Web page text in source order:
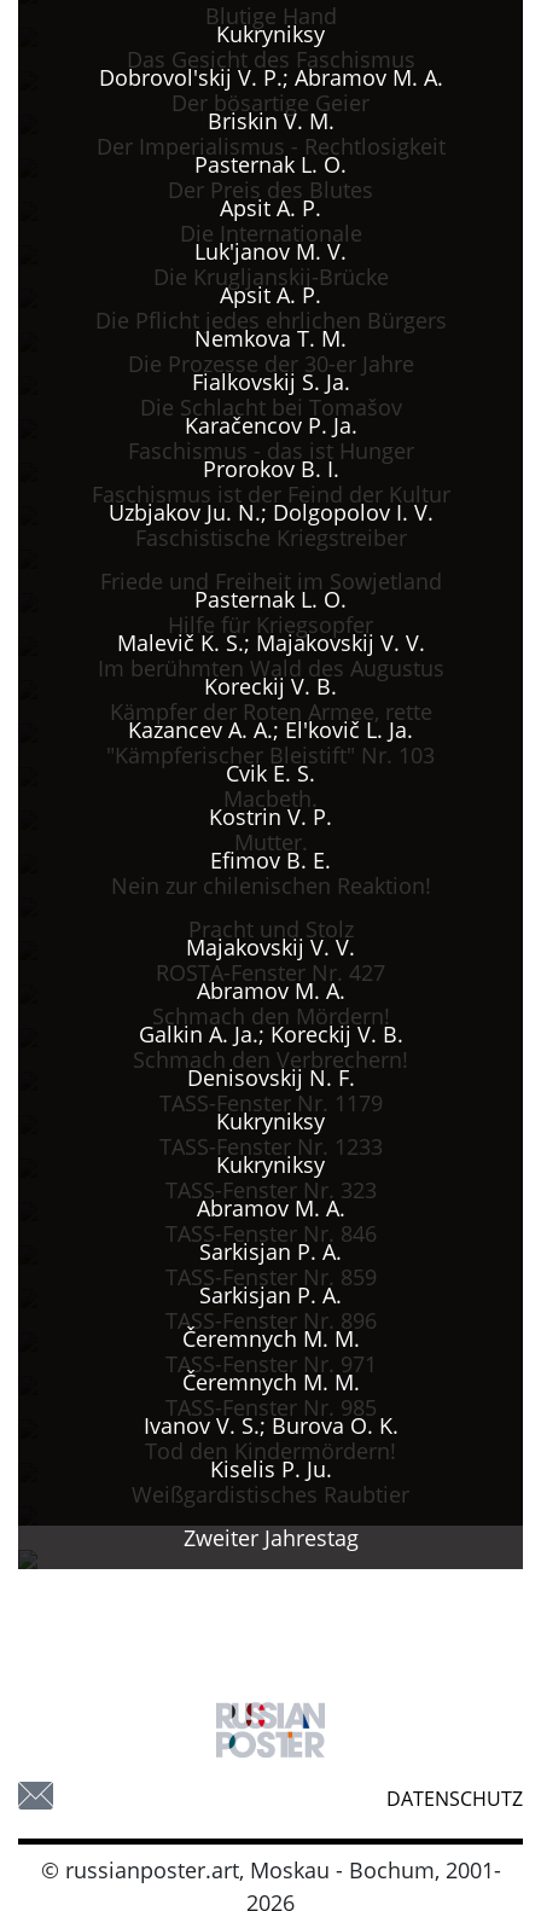
Blutige Hand
Kukryniksy
Das Gesicht des Faschismus
Dobrovol'skij V. P.; Abramov M. A.
Der bösartige Geier
Briskin V. M.
Der Imperialismus - Rechtlosigkeit
Pasternak L. O.
Der Preis des Blutes
Apsit A. P.
Die Internationale
Luk'janov M. V.
Die Krugljanskij-Brücke
Apsit A. P.
Die Pflicht jedes ehrlichen Bürgers
Nemkova T. M.
Die Prozesse der 30-er Jahre
Fialkovskij S. Ja.
Die Schlacht bei Tomašov
Karačencov P. Ja.
Faschismus - das ist Hunger
Prorokov B. I.
Faschismus ist der Feind der Kultur
Uzbjakov Ju. N.; Dolgopolov I. V.
Faschistische Kriegstreiber
Friede und Freiheit im Sowjetland
Pasternak L. O.
Hilfe für Kriegsopfer
Malevič K. S.; Majakovskij V. V.
Im berühmten Wald des Augustus
Koreckij V. B.
Kämpfer der Roten Armee, rette
Kazancev A. A.; El'kovič L. Ja.
"Kämpferischer Bleistift" Nr. 103
Cvik E. S.
Macbeth.
Kostrin V. P.
Mutter.
Efimov B. E.
Nein zur chilenischen Reaktion!
Pracht und Stolz
Majakovskij V. V.
ROSTA-Fenster Nr. 427
Abramov M. A.
Schmach den Mördern!
Galkin A. Ja.; Koreckij V. B.
Schmach den Verbrechern!
Denisovskij N. F.
TASS-Fenster Nr. 1179
Kukryniksy
TASS-Fenster Nr. 1233
Kukryniksy
TASS-Fenster Nr. 323
Abramov M. A.
TASS-Fenster Nr. 846
Sarkisjan P. A.
TASS-Fenster Nr. 859
Sarkisjan P. A.
TASS-Fenster Nr. 896
Čeremnych M. M.
TASS-Fenster Nr. 971
Čeremnych M. M.
TASS-Fenster Nr. 985
Ivanov V. S.; Burova O. K.
Tod den Kindermördern!
Kiselis P. Ju.
Weißgardistisches Raubtier
Zweiter Jahrestag
DATENSCHUTZ
© russianposter.art, Moskau - Bochum, 2001-
2026